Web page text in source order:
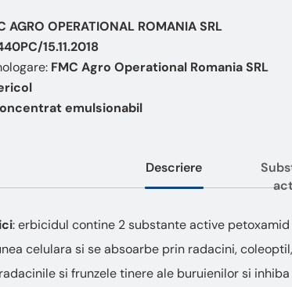
AGRO OPERATIONAL ROMANIA SRL
15.11.2018
FMC Agro Operational Romania SRL
emulsionabil
Descriere
: erbicidul contine 2 substante active
celulara si se absoarbe prin radacini,
si frunzele tinere ale buruienilor si